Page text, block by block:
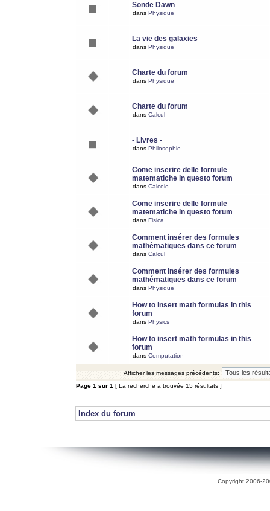
Sonde Dawn
dans Physique
La vie des galaxies
dans Physique
Charte du forum
dans Physique
Charte du forum
dans Calcul
- Livres -
dans Philosophie
Come inserire delle formule
matematiche in questo forum
dans Calcolo
Come inserire delle formule
matematiche in questo forum
dans Fisica
Comment insérer des formules
mathématiques dans ce forum
dans Calcul
Comment insérer des formules
mathématiques dans ce forum
dans Physique
How to insert math formulas in this
forum
dans Physics
How to insert math formulas in this
forum
dans Computation
Afficher les messages précédents:
Page 1 sur 1 [ La recherche a trouvée 15 résultats ]
Index du forum
Copyright 2006-